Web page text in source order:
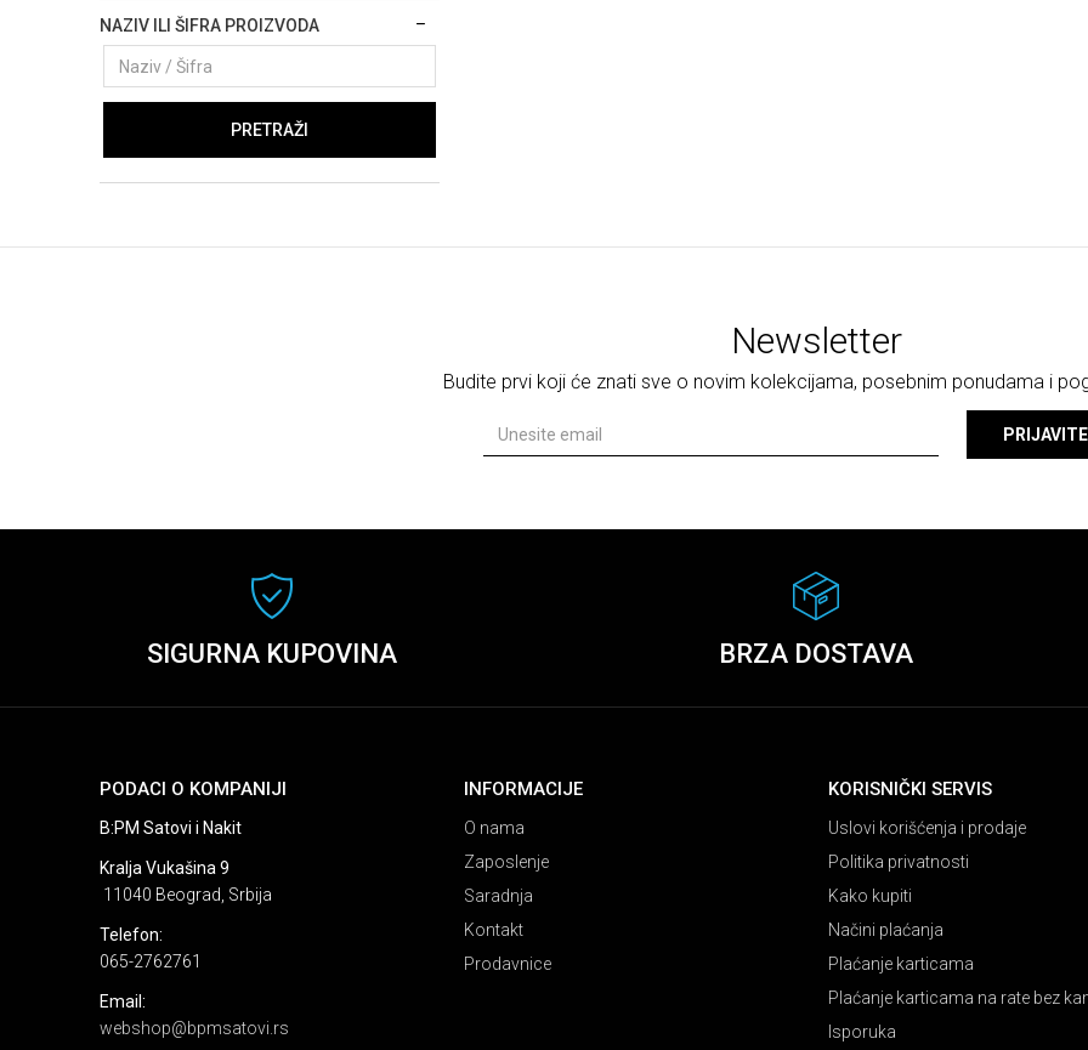
NAZIV ILI ŠIFRA PROIZVODA
PRETRAŽI
Newsletter
Budite prvi koji će znati sve o novim kolekcijama, posebnim ponudama i
SIGURNA KUPOVINA BRZA DOSTAVA
PODACI O KOMPANIJI
B:PM Satovi i Nakit
Kralja Vukašina 9
11040 Beograd, Srbija
Telefon:
065-2762761
Email:
webshop@bpmsatovi.rs
INFORMACIJE
O nama
Zaposlenje
Saradnja
Kontakt
Prodavnice
KORISNIČKI SERVIS
Uslovi korišćenja i prodaje
Politika privatnosti
Kako kupiti
Načini plaćanja
Plaćanje karticama
Plaćanje karticama na rate bez
Isporuka